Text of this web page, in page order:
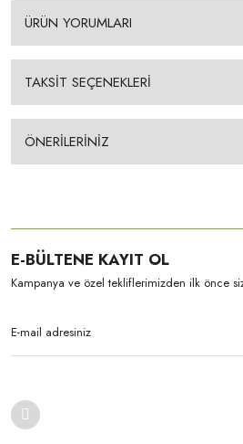
ÜRÜN YORUMLARI
TAKSİT SEÇENEKLERİ
ÖNERİLERİNİZ
E-BÜLTENE KAYIT OL
Kampanya ve özel tekliflerimizden ilk önce